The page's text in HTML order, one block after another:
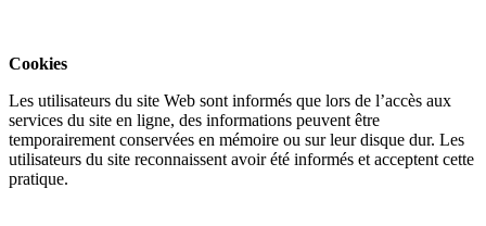
Cookies
Les utilisateurs du site Web sont informés que lors de l’accès aux
services du site en ligne, des informations peuvent être
temporairement conservées en mémoire ou sur leur disque dur. Les
utilisateurs du site reconnaissent avoir été informés et acceptent cette
pratique.